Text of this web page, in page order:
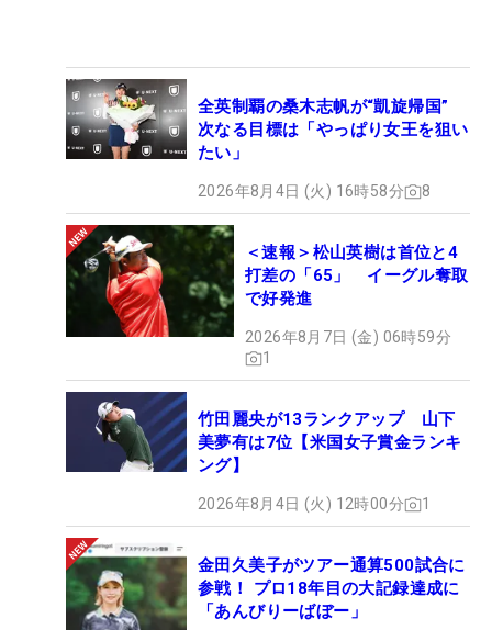
全英制覇の桑木志帆が“凱旋帰国”
次なる目標は「やっぱり女王を狙い
たい」
2026年8月4日 (火) 16時58分 8
＜速報＞松山英樹は首位と4
打差の「65」 イーグル奪取
で好発進
2026年8月7日 (金) 06時59分
1
竹田麗央が13ランクアップ 山下
美夢有は7位【米国女子賞金ランキ
ング】
2026年8月4日 (火) 12時00分 1
金田久美子がツアー通算500試合に
参戦！ プロ18年目の大記録達成に
「あんびりーばぼー」